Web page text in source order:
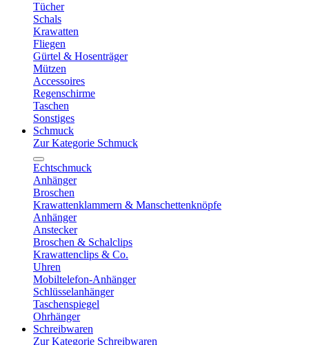
Tücher
Schals
Krawatten
Fliegen
Gürtel & Hosenträger
Mützen
Accessoires
Regenschirme
Taschen
Sonstiges
Schmuck
Zur Kategorie Schmuck
Echtschmuck
Anhänger
Broschen
Krawattenklammern & Manschettenknöpfe
Anhänger
Anstecker
Broschen & Schalclips
Krawattenclips & Co.
Uhren
Mobiltelefon-Anhänger
Schlüsselanhänger
Taschenspiegel
Ohrhänger
Schreibwaren
Zur Kategorie Schreibwaren